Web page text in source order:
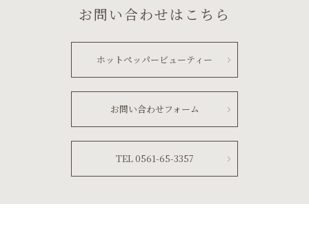
お問い合わせはこちら
ホットペッパービューティー
お問い合わせフォーム
TEL 0561-65-3357